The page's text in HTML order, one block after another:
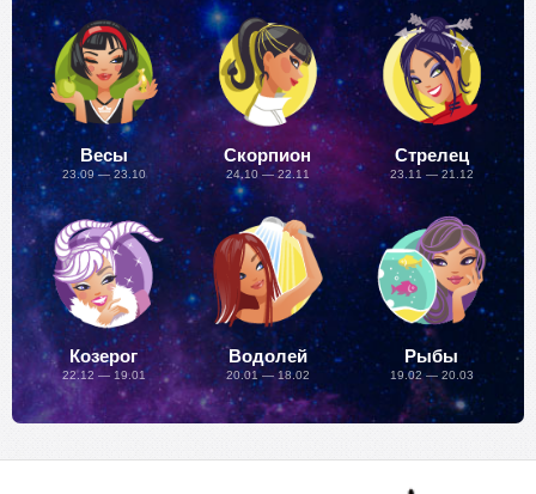
Весы
23.09 — 23.10
Скорпион
24.10 — 22.11
Стрелец
23.11 — 21.12
Козерог
22.12 — 19.01
Водолей
20.01 — 18.02
Рыбы
19.02 — 20.03